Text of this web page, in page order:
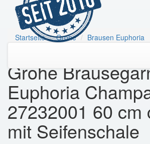
Startseite Grohe
Brausen Euphoria
Grohe
Euphoria
27232001 60 cm
mit Seifenschale